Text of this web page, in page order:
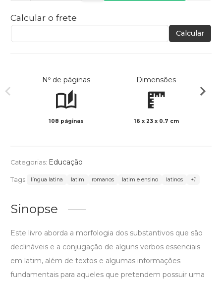
Calcular o frete
Calcular
Nº de páginas
108 páginas
Dimensões
16 x 23 x 0.7 cm
Categorias: Educação
Tags: língua latina latim romanos latim e ensino latinos +1
Sinopse
Este livro aborda a morfologia dos substantivos que são
declináveis e a conjugação de alguns verbos essenciais
em latim, além de textos e algumas informações
fundamentais para aqueles que pretendem possuir uma